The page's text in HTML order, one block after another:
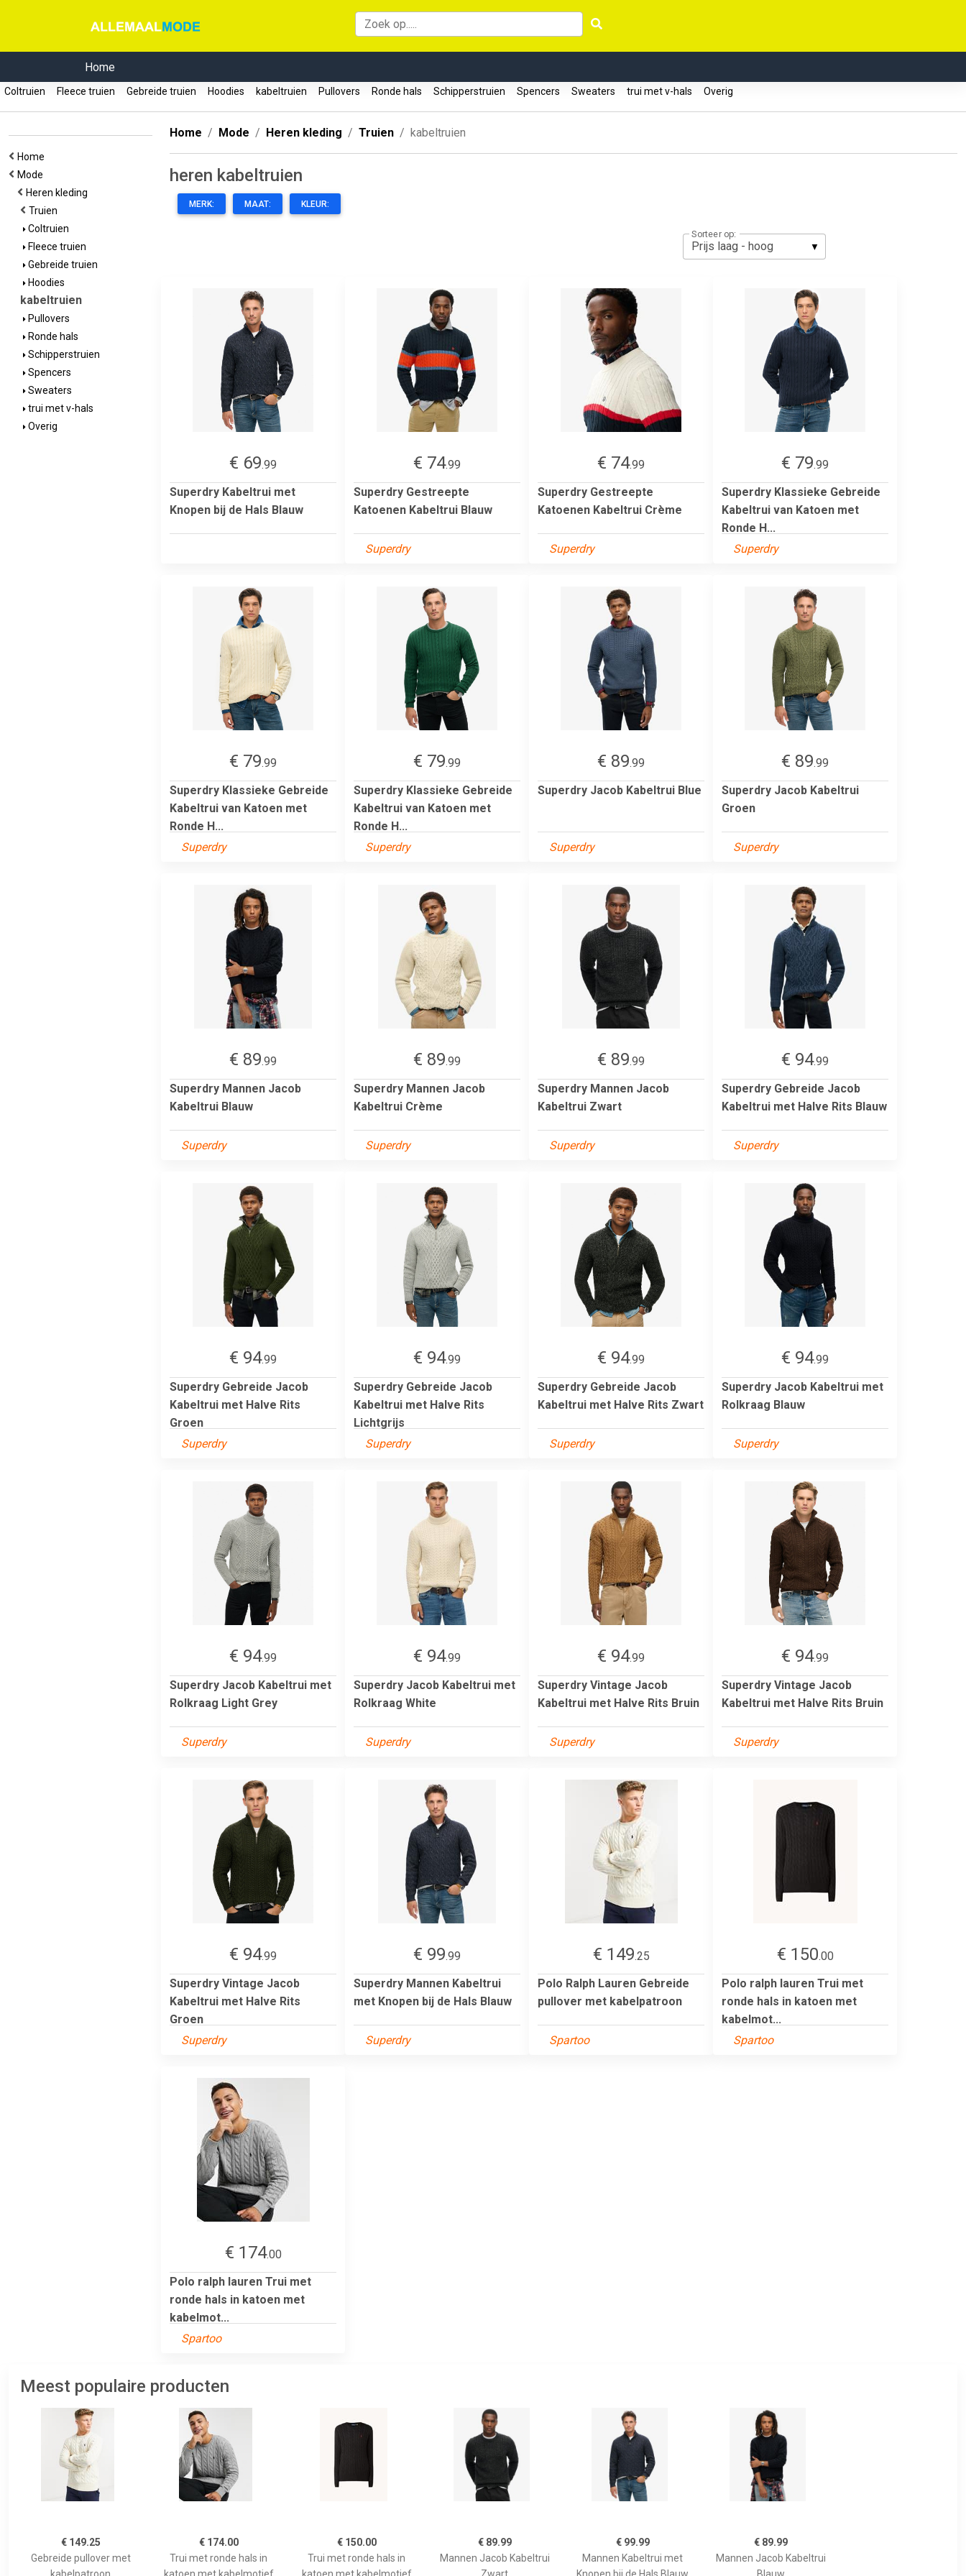
Home
Coltruien Fleece truien Gebreide truien Hoodies kabeltruien Pullovers Ronde hals Schipperstruien Spencers Sweaters trui met v-hals Overig
Home
Mode
Heren kleding
Truien
Coltruien
Fleece truien
Gebreide truien
Hoodies
kabeltruien
Pullovers
Ronde hals
Schipperstruien
Spencers
Sweaters
trui met v-hals
Overig
Home Mode Heren kleding Truien kabeltruien
heren kabeltruien
MERK: MAAT: KLEUR:
Sorteer op:
€ 69.99
Superdry Kabeltrui met
Knopen bij de Hals Blauw
€ 74.99
Superdry Gestreepte
Katoenen Kabeltrui Blauw
Superdry
€ 74.99
Superdry Gestreepte
Katoenen Kabeltrui Crème
Superdry
€ 79.99
Superdry Klassieke Gebreide
Kabeltrui van Katoen met
Ronde H...
Superdry
€ 79.99
Superdry Klassieke Gebreide
Kabeltrui van Katoen met
Ronde H...
Superdry
€ 79.99
Superdry Klassieke Gebreide
Kabeltrui van Katoen met
Ronde H...
Superdry
€ 89.99
Superdry Jacob Kabeltrui Blue
Superdry
€ 89.99
Superdry Jacob Kabeltrui
Groen
Superdry
€ 89.99
Superdry Mannen Jacob
Kabeltrui Blauw
Superdry
€ 89.99
Superdry Mannen Jacob
Kabeltrui Crème
Superdry
€ 89.99
Superdry Mannen Jacob
Kabeltrui Zwart
Superdry
€ 94.99
Superdry Gebreide Jacob
Kabeltrui met Halve Rits Blauw
Superdry
€ 94.99
Superdry Gebreide Jacob
Kabeltrui met Halve Rits
Groen
Superdry
€ 94.99
Superdry Gebreide Jacob
Kabeltrui met Halve Rits
Lichtgrijs
Superdry
€ 94.99
Superdry Gebreide Jacob
Kabeltrui met Halve Rits Zwart
Superdry
€ 94.99
Superdry Jacob Kabeltrui met
Rolkraag Blauw
Superdry
€ 94.99
Superdry Jacob Kabeltrui met
Rolkraag Light Grey
Superdry
€ 94.99
Superdry Jacob Kabeltrui met
Rolkraag White
Superdry
€ 94.99
Superdry Vintage Jacob
Kabeltrui met Halve Rits Bruin
Superdry
€ 94.99
Superdry Vintage Jacob
Kabeltrui met Halve Rits Bruin
Superdry
€ 94.99
Superdry Vintage Jacob
Kabeltrui met Halve Rits
Groen
Superdry
€ 99.99
Superdry Mannen Kabeltrui
met Knopen bij de Hals Blauw
Superdry
€ 149.25
Polo Ralph Lauren Gebreide
pullover met kabelpatroon
Spartoo
€ 150.00
Polo ralph lauren Trui met
ronde hals in katoen met
kabelmot...
Spartoo
€ 174.00
Polo ralph lauren Trui met
ronde hals in katoen met
kabelmot...
Spartoo
Meest populaire producten
€ 149.25
Gebreide pullover met
kabelpatroon
€ 174.00
Trui met ronde hals in
katoen met kabelmotief
€ 150.00
Trui met ronde hals in
katoen met kabelmotief
€ 89.99
Mannen Jacob Kabeltrui
Zwart
€ 99.99
Mannen Kabeltrui met
Knopen bij de Hals Blauw
€ 89.99
Mannen Jacob Kabeltrui
Blauw